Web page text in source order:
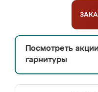
Посмотреть
гарнитуры